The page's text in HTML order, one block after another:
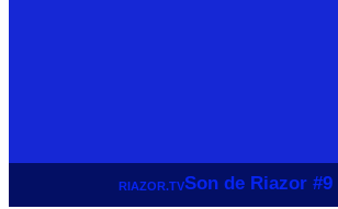
RIAZOR.TVSon de Riazor